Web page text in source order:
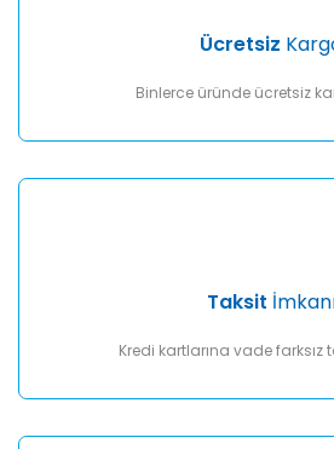
Ücretsiz
Binlerce üründe ücretsiz
Taksit
Kredi kartlarına vade farksız